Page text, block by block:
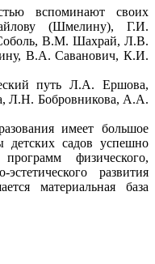
вспоминают своих
(Шмелину), Г.И.
В.М. Шахрай, Л.В.
В.А. Саванович, К.И.
путь Л.А. Ершова,
Л.Н. Бобровникова, А.А.
имеет большое
детских садов успешно
физического,
эстетического развития
материальная база